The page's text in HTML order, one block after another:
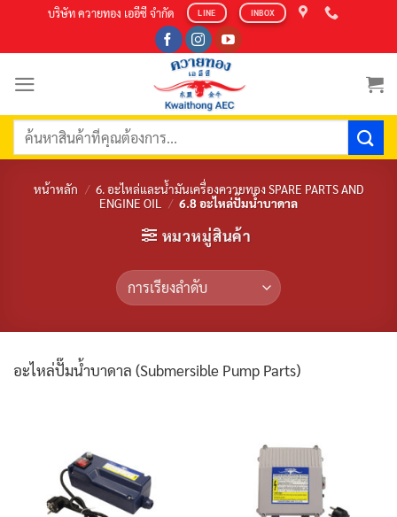
content
บริษัท ควายทอง เออีซี จำกัด LINE INBOX
ค้นหา:
หน้าหลัก / 6. อะไหล่และน้ำมันเครื่องควายทอง SPARE PARTS AND
ENGINE OIL
/ 6.8 อะไหล่ปั๊มน้ำบาดาล
หมวหมู่สินค้า
อะไหล่ปั๊มน้ำบาดาล (Submersible Pump Parts)